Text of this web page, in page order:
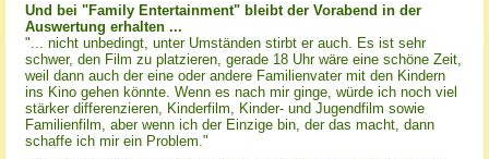
Und bei "Family Entertainment" bleibt der Vorabend in der
Auswertung erhalten ...
"... nicht unbedingt, unter Umständen stirbt er auch. Es ist sehr
schwer, den Film zu platzieren, gerade 18 Uhr wäre eine schöne Zeit,
weil dann auch der eine oder andere Familienvater mit den Kindern
ins Kino gehen könnte. Wenn es nach mir ginge, würde ich noch viel
stärker differenzieren, Kinderfilm, Kinder- und Jugendfilm sowie
Familienfilm, aber wenn ich der Einzige bin, der das macht, dann
schaffe ich mir ein Problem."